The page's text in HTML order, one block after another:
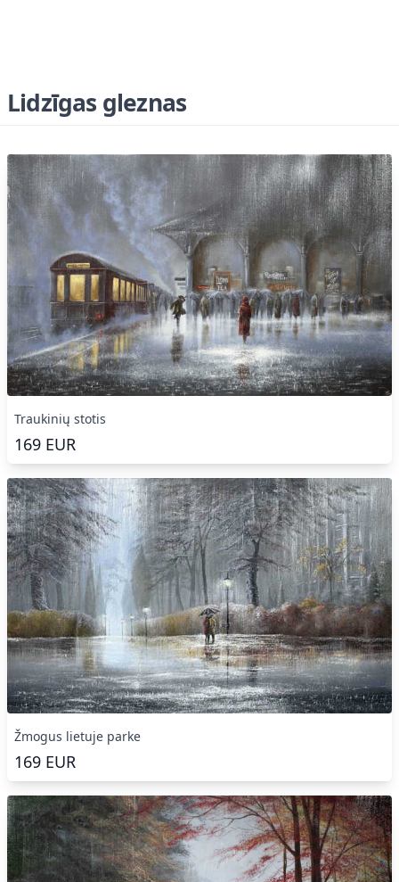
Lidzīgas gleznas
Traukinių stotis
169 EUR
Žmogus lietuje parke
169 EUR